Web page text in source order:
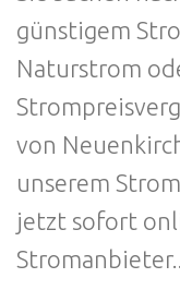
günstigem
Naturstrom
von
unserem
jetzt sofort
Stromanbieter...